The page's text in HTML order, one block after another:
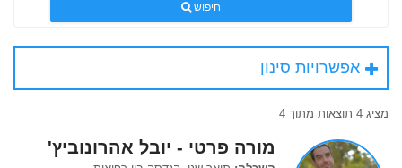
חיפוש
אפשרויות סינון
מציג 4 תוצאות מתוך 4
מורה פרטי - יובל אהרונוביץ'